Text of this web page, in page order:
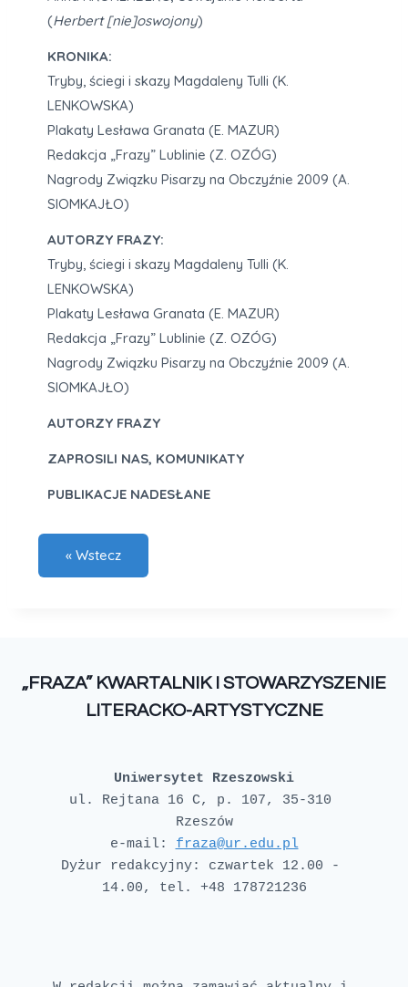
(Herbert [nie]oswojony)
KRONIKA:
Tryby, ściegi i skazy Magdaleny Tulli (K.
LENKOWSKA)
Plakaty Lesława Granata (E. MAZUR)
Redakcja „Frazy” Lublinie (Z. OZÓG)
Nagrody Związku Pisarzy na Obczyźnie 2009 (A.
SIOMKAJŁO)
AUTORZY FRAZY:
Tryby, ściegi i skazy Magdaleny Tulli (K.
LENKOWSKA)
Plakaty Lesława Granata (E. MAZUR)
Redakcja „Frazy” Lublinie (Z. OZÓG)
Nagrody Związku Pisarzy na Obczyźnie 2009 (A.
SIOMKAJŁO)
AUTORZY FRAZY
ZAPROSILI NAS, KOMUNIKATY
PUBLIKACJE NADESŁANE
„FRAZA” KWARTALNIK I STOWARZYSZENIE
LITERACKO-ARTYSTYCZNE
Uniwersytet Rzeszowski
ul. Rejtana 16 C, p. 107, 35-310
Rzeszów
e-mail: fraza@ur.edu.pl
Dyżur redakcyjny: czwartek 12.00 -